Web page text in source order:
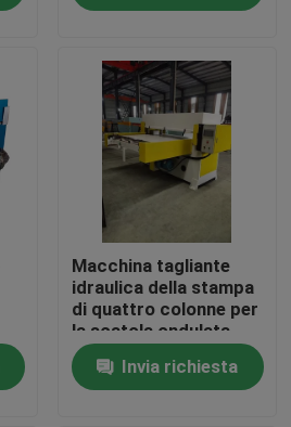
idraulica
Macchina tagliante
idraulica della stampa
di quattro colonne per
la scatola ondulata
Invia richiesta